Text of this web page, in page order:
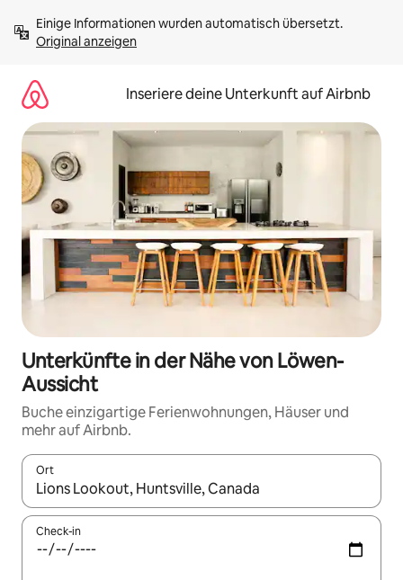
Inhalten
springenOriginal anzeigen
Inseriere deine Unterkunft auf Airbnb
Unterkünfte in der Nähe von Löwen-
Aussicht
Buche einzigartige Ferienwohnungen, Häuser und
mehr auf Airbnb.
Ort
Wenn Ergebnisse verfügbar sind, navigiere mit den
Check-in